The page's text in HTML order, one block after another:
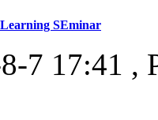
SEminar
7 17:41 ,